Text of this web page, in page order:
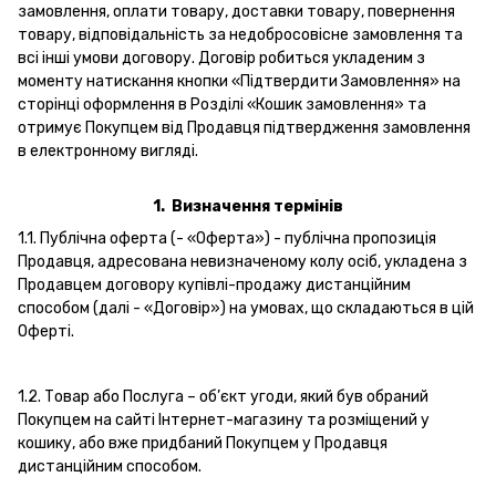
замовлення, оплати товару, доставки товару, повернення
товару, відповідальність за недобросовісне замовлення та
всі інші умови договору. Договір робиться укладеним з
моменту натискання кнопки «Підтвердити Замовлення» на
сторінці оформлення в Розділі «Кошик замовлення» та
отримує Покупцем від Продавця підтвердження замовлення
в електронному вигляді.
1. Визначення термінів
1.1. Публічна оферта (- «Оферта») - публічна пропозиція
Продавця, адресована невизначеному колу осіб, укладена з
Продавцем договору купівлі-продажу дистанційним
способом (далі - «Договір») на умовах, що складаються в цій
Оферті.
1.2. Товар або Послуга – об’єкт угоди, який був обраний
Покупцем на сайті Інтернет-магазину та розміщений у
кошику, або вже придбаний Покупцем у Продавця
дистанційним способом.